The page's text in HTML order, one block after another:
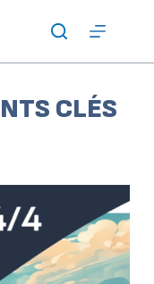
CLÉS